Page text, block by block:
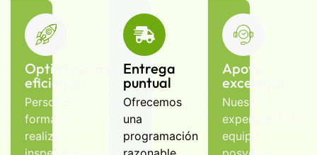
Optimización
eficiente
Personal
formado
realiza
Entrega
puntual
Ofrecemos
una
programación
Apoyo
excelente
Nuestro
experimentado
equipo